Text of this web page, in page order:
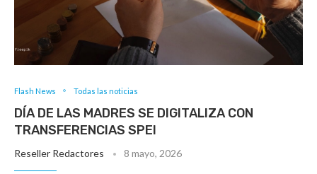
Flash News Todas las noticias
DÍA DE LAS MADRES SE DIGITALIZA CON
TRANSFERENCIAS SPEI
Reseller Redactores 8 mayo, 2026